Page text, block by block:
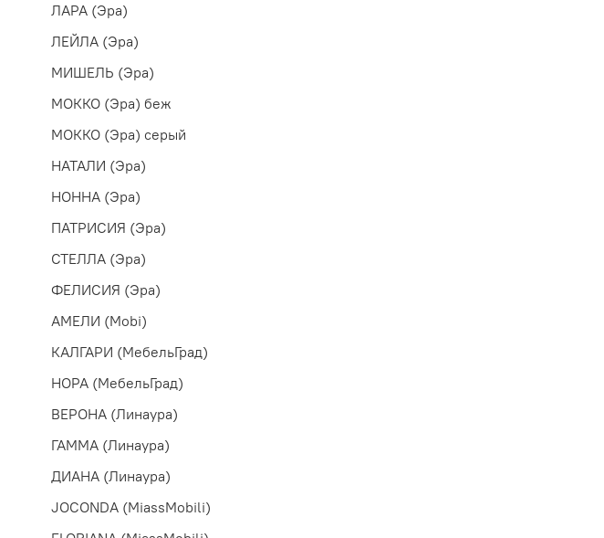
ЛАРА (Эра)
ЛЕЙЛА (Эра)
МИШЕЛЬ (Эра)
МОККО (Эра) беж
МОККО (Эра) серый
НАТАЛИ (Эра)
НОННА (Эра)
ПАТРИСИЯ (Эра)
СТЕЛЛА (Эра)
ФЕЛИСИЯ (Эра)
АМЕЛИ (Mobi)
КАЛГАРИ (МебельГрад)
НОРА (МебельГрад)
ВЕРОНА (Линаура)
ГАММА (Линаура)
ДИАНА (Линаура)
JOCONDA (MiassMobili)